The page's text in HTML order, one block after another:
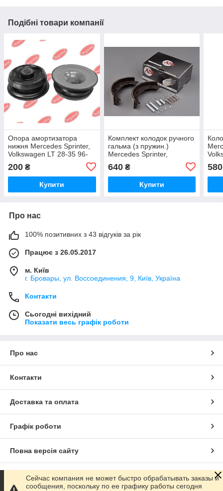
Подібні товари компанії
Опора амортизатора
нижня Mercedes Sprinter,
Volkswagen LT 28-35 96-
200 ₴
Купити
Комплект колодок ручного
гальма (з пружин.)
Mercedes Sprinter,
Volkswagen LT 96-06 AST
(Україна)
640₴
Купити
580
Про нас
100% позитивних з 43 відгуків за рік
Працює з 26.05.2017
м. Київ
г. Бровары, ул. Воссоединения, 9, Київ, Україна
Контакти
Сьогодні вихідний
Показати весь графік роботи
Про нас
Контакти
Доставка та оплата
Графік роботи
Повна версія сайту
Сайт створено на маркетплейсі Prom.ua
Сейчас компания не может быстро обрабатывать заказы и
сообщения, поскольку по ее графику работы сегодня